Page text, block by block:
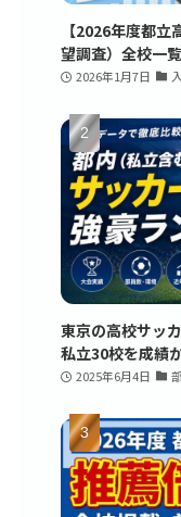
【2026年度都
望調査）全校一
2026年1月7日
東京の高校サッ
私立30校を成績
2025年6月4日